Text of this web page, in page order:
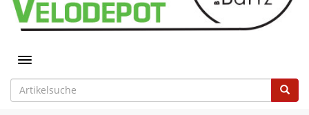
Toggle navigation